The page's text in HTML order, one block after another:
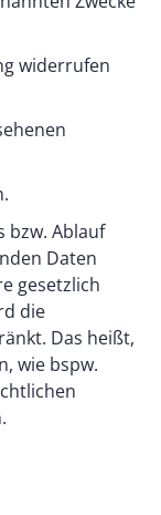
widerrufen
bzw. Ablauf
Daten
gesetzlich
die
Das heißt,
wie bspw.